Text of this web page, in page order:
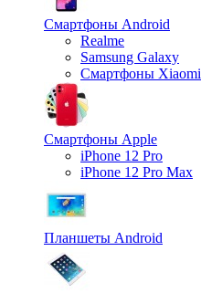
Смартфоны Android
Realme
Samsung Galaxy
Смартфоны Xiaomi
Смартфоны Apple
iPhone 12 Pro
iPhone 12 Pro Max
Планшеты Android